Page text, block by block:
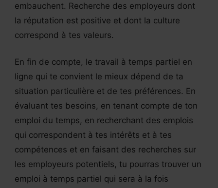
embauchent. Recherche des employeurs dont
la réputation est positive et dont la culture
correspond à tes valeurs.
En fin de compte, le travail à temps partiel en
ligne qui te convient le mieux dépend de ta
situation particulière et de tes préférences. En
évaluant tes besoins, en tenant compte de ton
emploi du temps, en recherchant des emplois
qui correspondent à tes intérêts et à tes
compétences et en faisant des recherches sur
les employeurs potentiels, tu pourras trouver un
emploi à temps partiel qui sera à la fois